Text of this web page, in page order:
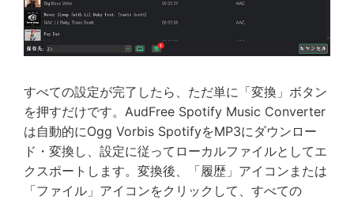
すべての設定が完了したら、ただ単に「変換」ボタン
を押すだけです。AudFree Spotify Music Converter
は自動的にOgg Vorbis SpotifyをMP3にダウンロー
ド・変換し、設定に従ってローカルファイルとしてエ
クスポートします。変換後、「履歴」アイコンまたは
「ファイル」アイコンをクリックして、すべての